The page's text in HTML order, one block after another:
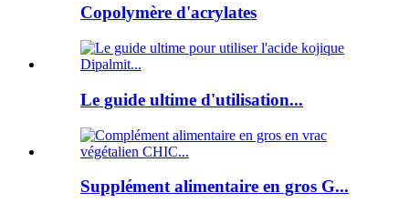
Copolymère d'acrylates
Le guide ultime d'utilisation...
Supplément alimentaire en gros G...